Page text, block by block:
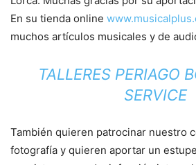
En su tienda online
muchos artículos musicales y de
TALLERES PERIAGO
SERVICE
También quieren patrocinar nuestro
fotografía y quieren aportar un